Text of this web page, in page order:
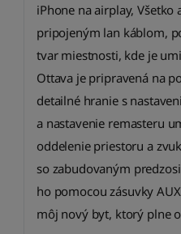
iPhone na airplay,
pripojeným lan káblom,
tvar miestnosti, kde je
Ottava je pripravená na
detailné hranie s
a nastavenie remasteru
oddelenie priestoru a
so zabudovaným
ho pomocou zásuvky
môj nový byt, ktorý plne